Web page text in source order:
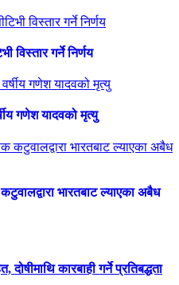
विस्तार गर्ने निर्णय
गणेश यादवको मृत्यु
भारतबाट ल्याएका अबैध
कारबाही गर्ने प्रतिबद्धता